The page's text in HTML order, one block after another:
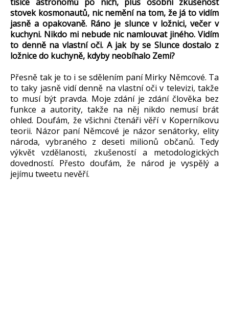
stovek kosmonautů, nic nemění na tom, že já to vidím
jasně a opakovaně. Ráno je slunce v ložnici, večer v
kuchyni. Nikdo mi nebude nic namlouvat jiného. Vidím
to denně na vlastní oči. A jak by se Slunce dostalo z
ložnice do kuchyně, kdyby neobíhalo Zemi?
Přesně tak je to i se sdělením paní Mirky Němcové. Ta
to taky jasně vidí denně na vlastní oči v televizi, takže
to musí být pravda. Moje zdání je zdání člověka bez
funkce a autority, takže na něj nikdo nemusí brát
ohled. Doufám, že všichni čtenáři věří v Koperníkovu
teorii. Názor paní Němcové je názor senátorky, elity
národa, vybraného z deseti milionů občanů. Tedy
výkvět vzdělanosti, zkušeností a metodologických
dovedností. Přesto doufám, že národ je vyspělý a
jejímu tweetu nevěří.